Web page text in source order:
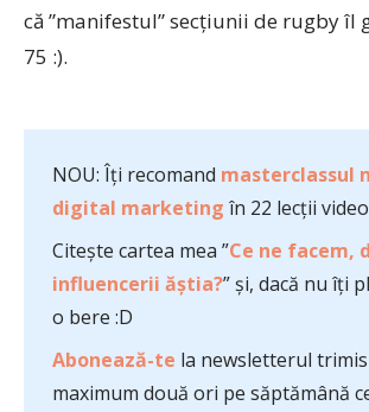
că ”manifestul” secțiunii de rugby îl
75 :).
NOU: Îți recomand masterclassul
digital marketing în 22 lecții
Citește cartea mea ”Ce ne facem,
influencerii ăștia?” și, dacă nu îți
o bere :D
Abonează-te la newsletterul
maximum două ori pe săptămână